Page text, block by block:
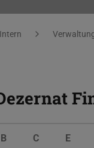
Intern
B C E